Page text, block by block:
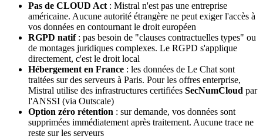
Pas de CLOUD Act: Mistral n'est pas une entreprise
américaine. Aucune autorité étrangère ne peut exiger l'accès à
vos données en contournant le droit européen
RGPD natif: pas besoin de "clauses contractuelles types" ou
de montages juridiques complexes. Le RGPD s'applique
directement, c'est le droit local
Hébergement en France : les données de Le Chat sont
traitées sur des serveurs à Paris. Pour les offres enterprise,
Mistral utilise des infrastructures certifiées SecNumCloud par
l'ANSSI (via Outscale)
Option zéro rétention : sur demande, vos données sont
supprimées immédiatement après traitement. Aucune trace ne
reste sur les serveurs